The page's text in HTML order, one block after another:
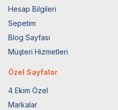
Hesap Bilgileri
Sepetim
Blog Sayfası
Müşteri Hizmetleri
Özel Sayfalar
4 Ekim Özel
Markalar